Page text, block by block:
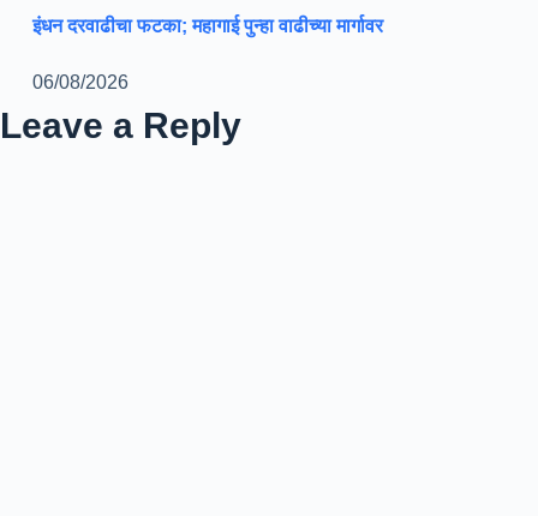
इंधन दरवाढीचा फटका; महागाई पुन्हा वाढीच्या मार्गावर
06/08/2026
Leave a Reply